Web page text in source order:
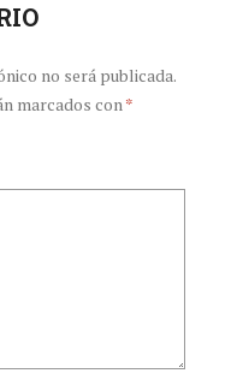
no será publicada.
marcados con*